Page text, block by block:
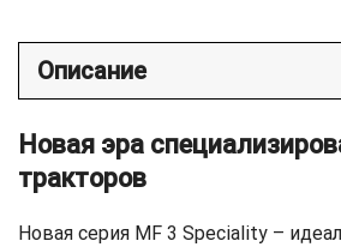
Описание
Новая эра
тракторов
Новая серия MF 3 Speciality –